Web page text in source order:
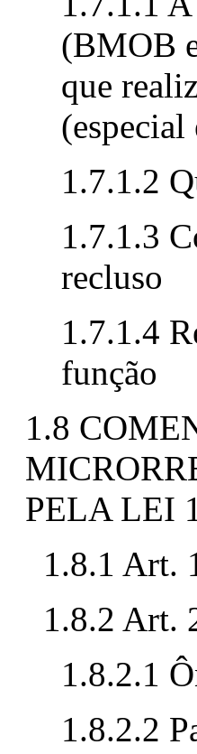
(BMOB
que
(especial
1.7.1.2
1.7.1.3
recluso
1.7.1.4
função
1.8
PELA LEI
1.8.1 Art.
1.8.2 Art.
1.8.2.1
1.8.2.2